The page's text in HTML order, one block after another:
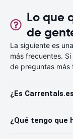
Lo que
de
La siguiente es
más frecuentes.
de preguntas más
¿Es
¿Qué tengo que